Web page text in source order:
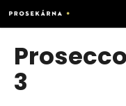
na
obsah
3
K
o
C
o